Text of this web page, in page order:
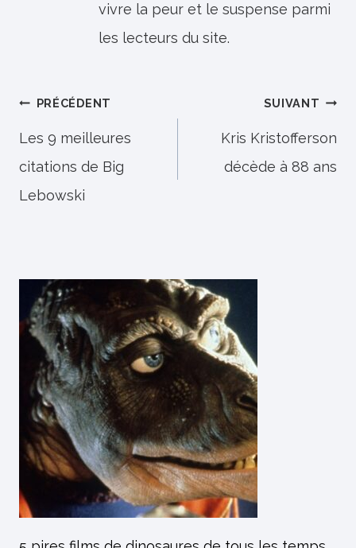
vivre la peur et le suspense parmi
les lecteurs du site.
Navigation
de
l’article
PRÉCÉDENT
Les 9 meilleures
citations de Big
Lebowski
SUIVANT
Kris Kristofferson
décède à 88 ans